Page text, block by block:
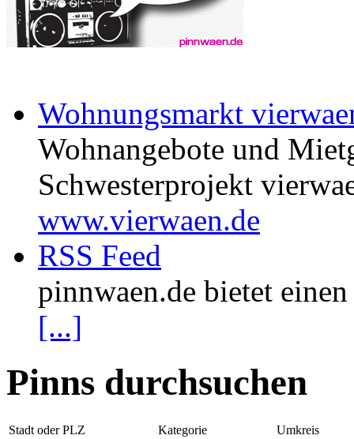
Wohnungsmarkt
Wohnangebote und
Schwesterprojekt
www.vierwaen.de
RSS Feed
pinnwaen.de bietet
[...]
Pinns durchsuchen
Stadt oder PLZ Kategorie
Umkreis